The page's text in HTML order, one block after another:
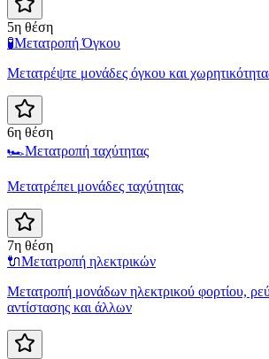
5η θέση
🧪Μετατροπή Όγκου
Μετατρέψτε μονάδες όγκου και
6η θέση
🏎️Μετατροπή ταχύτητας
Μετατρέπει μονάδες ταχύτητας
7η θέση
🔌Μετατροπή ηλεκτρικών
Μετατροπή μονάδων ηλεκτρικού φορτίου,
αντίστασης και άλλων